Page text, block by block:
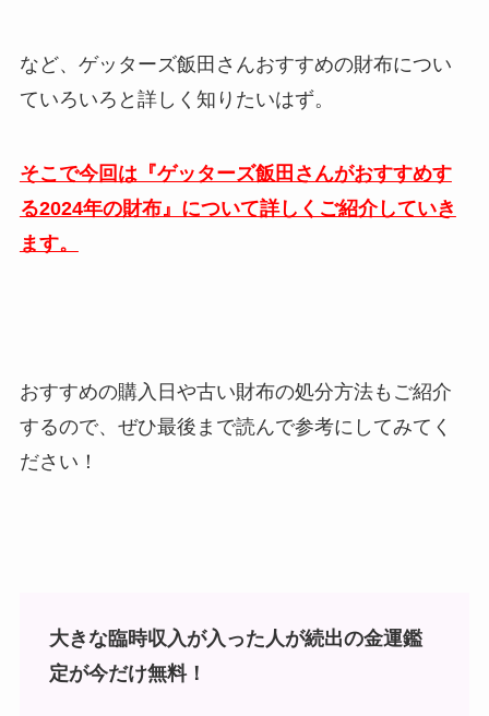
など、ゲッターズ飯田さんおすすめの財布につい
ていろいろと詳しく知りたいはず。
そこで今回は『ゲッターズ飯田さんがおすすめす
る2024年の財布』について詳しくご紹介していき
ます。
おすすめの購入日や古い財布の処分方法もご紹介
するので、ぜひ最後まで読んで参考にしてみてく
ださい！
大きな臨時収入が入った人が続出の金運鑑
定が今だけ無料！